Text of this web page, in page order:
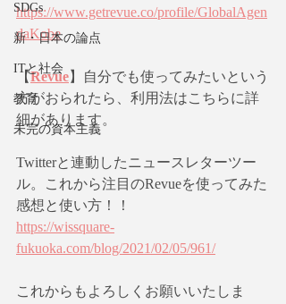
SDGs
新・日本の論点
ITと社会
教育
未完の資本主義
https://www.getrevue.co/profile/GlobalAgen
daKobe
【Revue】自分でも使ってみたいという
方がおられたら、利用法はこちらに詳
細があります。
Twitterと連動したニュースレターツー
ル。これから注目のRevueを使ってみた
感想と使い方！！
https://wissquare-
fukuoka.com/blog/2021/02/05/961/
これからもよろしくお願いいたしま